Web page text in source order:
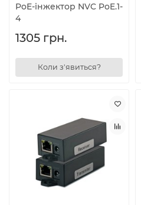
PoE-інжектор NVC PoE.1-
4
1305 грн.
Коли з'явиться?